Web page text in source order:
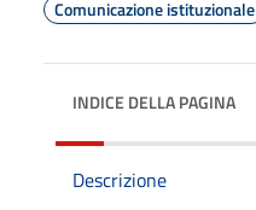
Comunicazione istituzionale
INDICE DELLA PAGINA
Descrizione